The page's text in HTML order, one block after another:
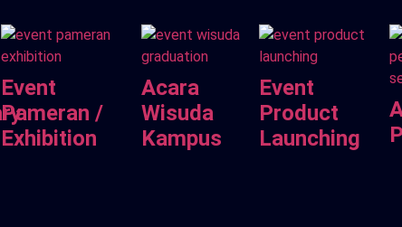
Event
Pameran /
Exhibition
Acara
Wisuda
Kampus
Event
Product
Launching